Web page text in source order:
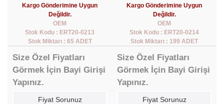
Kargo Gönderimine Uygun
Değildir.
OEM
Stok Kodu : ERT20-0213
Stok Miktarı : 65 ADET
Size Özel Fiyatları
Görmek İçin Bayi Girişi
Yapınız.
Fiyat Sorunuz
Kargo Gönderimine Uygun
Değildir.
OEM
Stok Kodu : ERT20-0214
Stok Miktarı : 199 ADET
Size Özel Fiyatları
Görmek İçin Bayi Girişi
Yapınız.
Fiyat Sorunuz